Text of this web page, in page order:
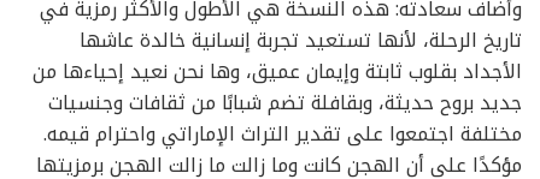
وأضاف سعادته: هذه النسخة هي الأطول والأكثر رمزية في
تاريخ الرحلة، لأنها تستعيد تجربة إنسانية خالدة عاشها
الأجداد بقلوب ثابتة وإيمان عميق، وها نحن نعيد إحياءها من
جديد بروح حديثة، وبقافلة تضم شبابًا من ثقافات وجنسيات
مختلفة اجتمعوا على تقدير التراث الإماراتي واحترام قيمه.
مؤكدًا على أن الهجن كانت وما زالت ما زالت الهجن برمزيتها